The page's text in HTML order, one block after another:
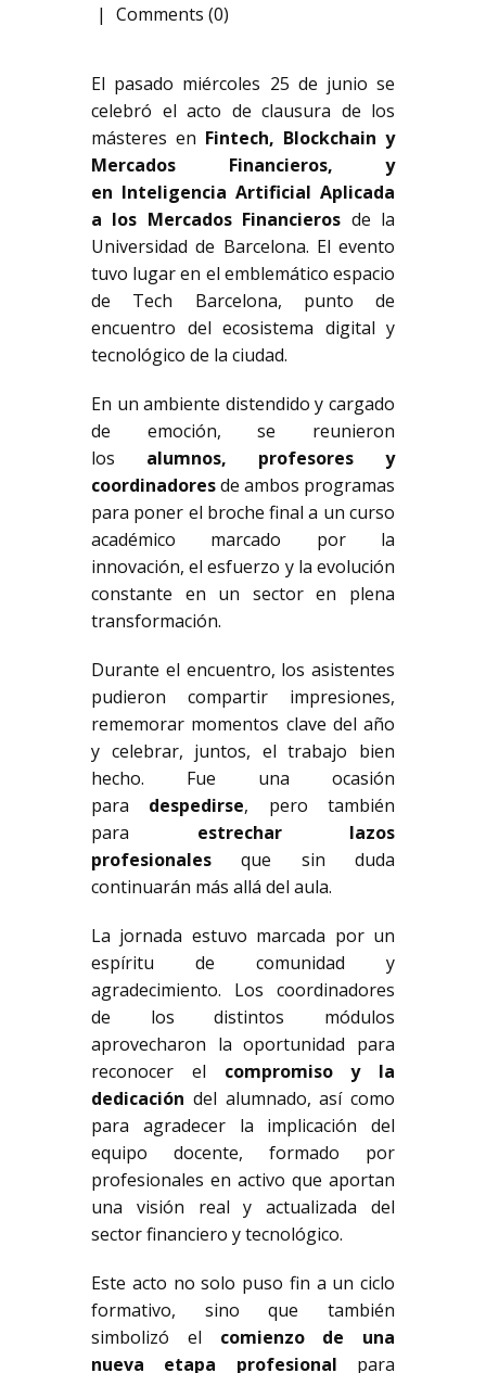
Comments (0)
El pasado miércoles 25 de junio se
celebró el acto de clausura de los
másteres en Fintech, Blockchain y
Mercados Financieros, y
en Inteligencia Artificial Aplicada
a los Mercados Financieros de la
Universidad de Barcelona. El evento
tuvo lugar en el emblemático espacio
de Tech Barcelona, punto de
encuentro del ecosistema digital y
tecnológico de la ciudad.
En un ambiente distendido y cargado
de emoción, se reunieron
los alumnos, profesores y
coordinadoresde ambos programas
para poner el broche final a un curso
académico marcado por la
innovación, el esfuerzo y la evolución
constante en un sector en plena
transformación.
Durante el encuentro, los asistentes
pudieron compartir impresiones,
rememorar momentos clave del año
y celebrar, juntos, el trabajo bien
hecho. Fue una ocasión
para despedirse, pero también
para estrechar lazos
profesionales que sin duda
continuarán más allá del aula.
La jornada estuvo marcada por un
espíritu de comunidad y
agradecimiento. Los coordinadores
de los distintos módulos
aprovecharon la oportunidad para
reconocer el compromiso y la
dedicación del alumnado, así como
para agradecer la implicación del
equipo docente, formado por
profesionales en activo que aportan
una visión real y actualizada del
sector financiero y tecnológico.
Este acto no solo puso fin a un ciclo
formativo, sino que también
simbolizó el comienzo de una
nueva etapa profesional para